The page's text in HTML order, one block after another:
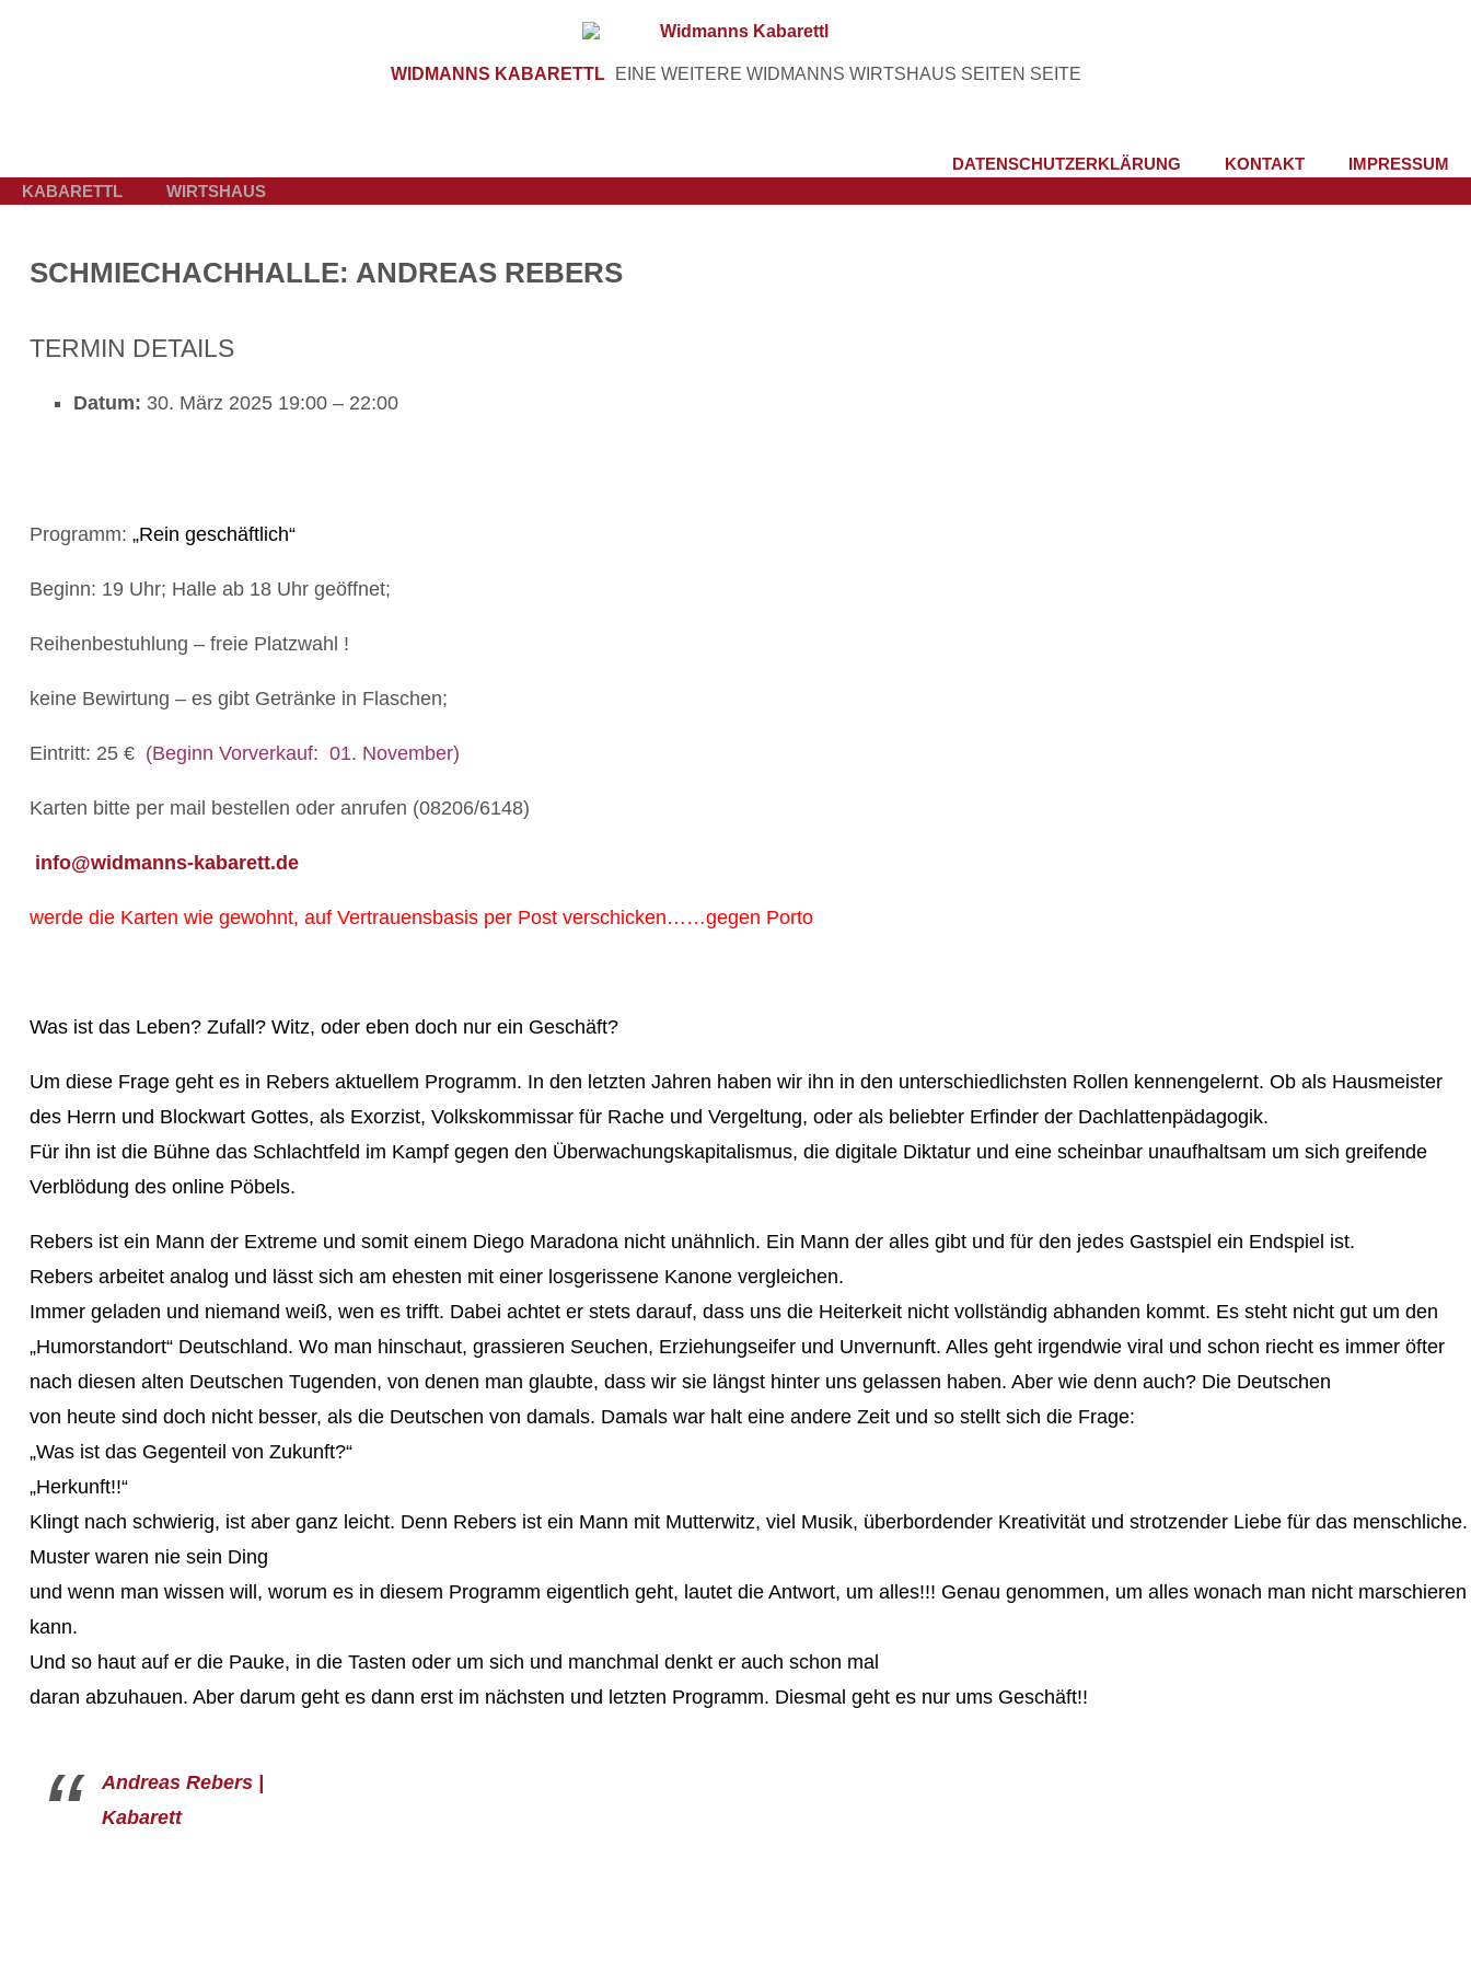
WIDMANNS KABARETTL EINE WEITERE WIDMANNS WIRTSHAUS SEITEN SEITE
IMPRESSUM
KONTAKT
DATENSCHUTZERKLÄRUNG
KABARETTL
WIRTSHAUS
SCHMIECHACHHALLE: ANDREAS REBERS
TERMIN DETAILS
Datum: 30. März 2025 19:00– 22:00
Programm: „Rein geschäftlich“
Beginn: 19 Uhr; Halle ab 18 Uhr geöffnet;
Reihenbestuhlung – freie Platzwahl !
keine Bewirtung – es gibt Getränke in Flaschen;
Eintritt: 25 € (Beginn Vorverkauf: 01. November)
Karten bitte per mail bestellen oder anrufen (08206/6148)
info@widmanns-kabarett.de
werde die Karten wie gewohnt, auf Vertrauensbasis per Post verschicken……gegen Porto
Was ist das Leben? Zufall? Witz, oder eben doch nur ein Geschäft?
Um diese Frage geht es in Rebers aktuellem Programm. In den letzten Jahren haben wir ihn in den unterschiedlichsten Rollen kennengelernt. Ob als Hausmeister
des Herrn und Blockwart Gottes, als Exorzist, Volkskommissar für Rache und Vergeltung, oder als beliebter Erfinder der Dachlattenpädagogik.
Für ihn ist die Bühne das Schlachtfeld im Kampf gegen den Überwachungskapitalismus, die digitale Diktatur und eine scheinbar unaufhaltsam um sich greifende
Verblödung des online Pöbels.
Rebers ist ein Mann der Extreme und somit einem Diego Maradona nicht unähnlich. Ein Mann der alles gibt und für den jedes Gastspiel ein Endspiel ist.
Rebers arbeitet analog und lässt sich am ehesten mit einer losgerissene Kanone vergleichen.
Immer geladen und niemand weiß, wen es trifft. Dabei achtet er stets darauf, dass uns die Heiterkeit nicht vollständig abhanden kommt. Es steht nicht gut um den
„Humorstandort“ Deutschland. Wo man hinschaut, grassieren Seuchen, Erziehungseifer und Unvernunft. Alles geht irgendwie viral und schon riecht es immer öfter
nach diesen alten Deutschen Tugenden, von denen man glaubte, dass wir sie längst hinter uns gelassen haben. Aber wie denn auch? Die Deutschen
von heute sind doch nicht besser, als die Deutschen von damals. Damals war halt eine andere Zeit und so stellt sich die Frage:
„Was ist das Gegenteil von Zukunft?“
„Herkunft!!“
Klingt nach schwierig, ist aber ganz leicht. Denn Rebers ist ein Mann mit Mutterwitz, viel Musik, überbordender Kreativität und strotzender Liebe für das menschliche.
Muster waren nie sein Ding
und wenn man wissen will, worum es in diesem Programm eigentlich geht, lautet die Antwort, um alles!!! Genau genommen, um alles wonach man nicht marschieren
kann.
Und so haut auf er die Pauke, in die Tasten oder um sich und manchmal denkt er auch schon mal
daran abzuhauen. Aber darum geht es dann erst im nächsten und letzten Programm. Diesmal geht es nur ums Geschäft!!
Andreas Rebers |
Kabarett